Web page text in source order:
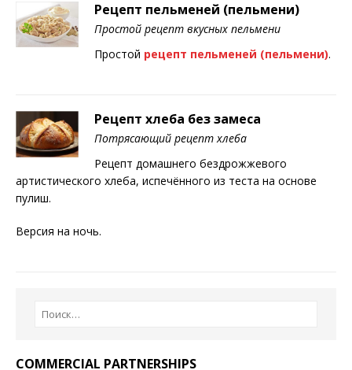
Рецепт пельменей (пельмени)
Простой рецепт вкусных пельмени
Простой рецепт пельменей (пельмени).
Рецепт хлеба без замеса
Потрясающий рецепт хлеба
Рецепт домашнего бездрожжевого
артистического хлеба, испечённого из теста на основе
пулиш.
Версия на ночь.
COMMERCIAL PARTNERSHIPS